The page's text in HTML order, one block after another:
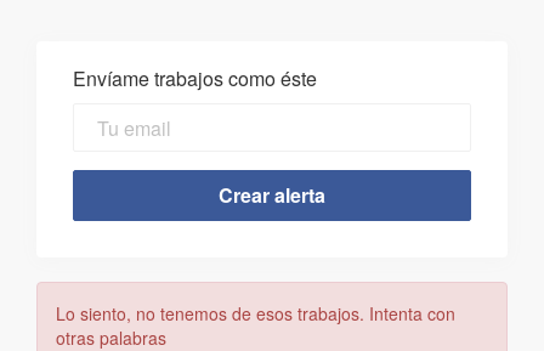
Envíame trabajos como éste
Lo siento, no tenemos de esos trabajos. Intenta con
otras palabras